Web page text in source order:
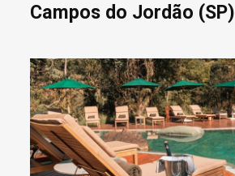
Campos do Jordão (SP)